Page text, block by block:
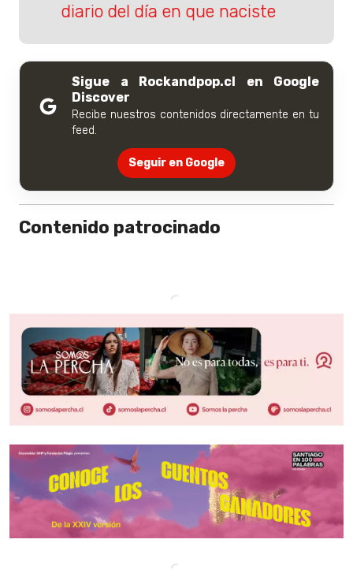
diario del día en que naciste
Sigue a Rockandpop.cl en Google
Discover
Recibe nuestros contenidos directamente en tu
feed.
Seguir en Google
Contenido patrocinado